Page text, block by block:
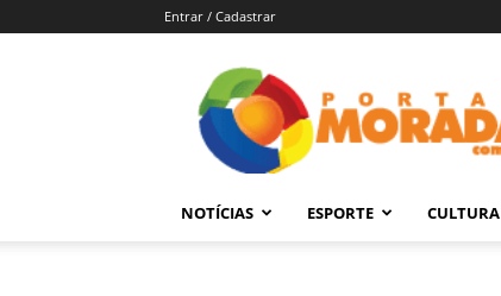
Entrar / Cadastrar
Morada
–
Araraquara
NOTÍCIAS ESPORTE CULTURA